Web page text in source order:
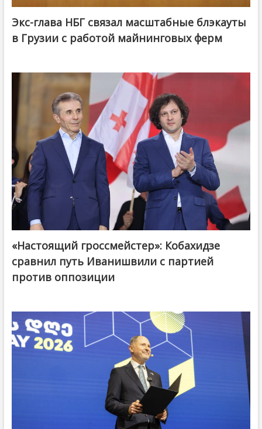
Экс-глава НБГ связал масштабные блэкауты
в Грузии с работой майнинговых ферм
@ქართული ოცნება / Georgian Dream
«Настоящий гроссмейстер»: Кобахидзе
сравнил путь Иванишвили с партией
против оппозиции